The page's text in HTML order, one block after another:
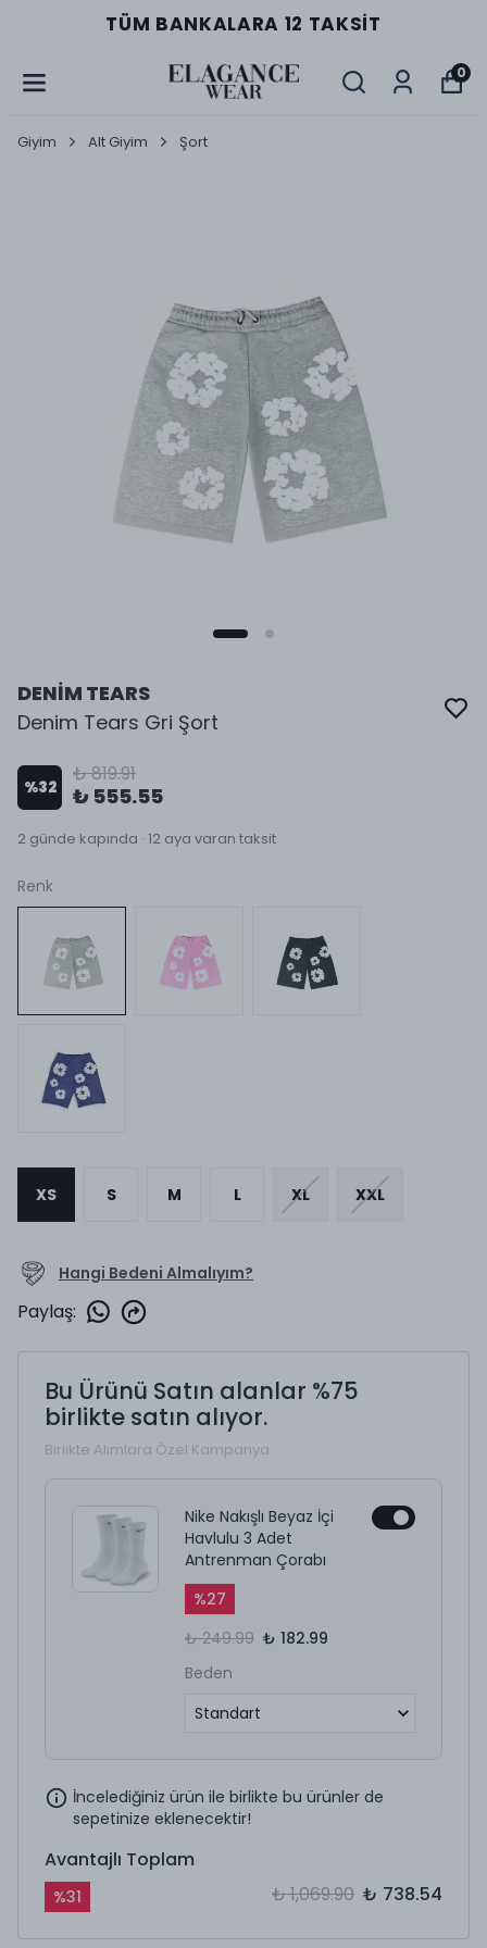
TÜM BANKALARA 12 TAKSIT
0
Giyim Alt Giyim Şort
DENİM TEARS
Denim Tears Gri Şort
%32
₺ 819.91
₺ 555.55
2 günde kapında · 12 aya varan taksit
Renk
XS S M L XL XXL
Hangi Bedeni Almalıyım?
Paylaş:
Bu Ürünü Satın alanlar %75
birlikte satın alıyor.
Birlikte Alımlara Özel Kampanya
Nike Nakışlı Beyaz İçi
Havlulu 3 Adet
Antrenman Çorabı
%27
₺ 249.99 ₺ 182.99
Beden
İncelediğiniz ürün ile birlikte bu ürünler de
sepetinize eklenecektir!
Avantajlı Toplam
%31 ₺ 1,069.90 ₺ 738.54